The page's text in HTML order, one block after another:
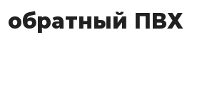
обратный ПВХ